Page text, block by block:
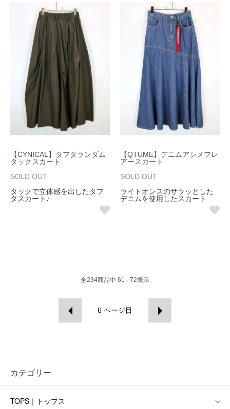
【CYNICAL】タフタランダム
タックスカート
SOLD OUT
タックで立体感を出したタフ
タスカート♪
【QTUME】デニムアシメフレ
アースカート
SOLD OUT
ライトオンスのサラッとした
デニムを使用したスカート
全234商品中 61 - 72表示
6 ページ目
カテゴリー
TOPS｜トップス